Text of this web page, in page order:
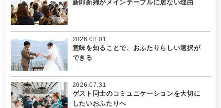
新郎新婦がメインテーブルに居ない理由
意味を知ることで、おふたりらしい選択が
できる
2026.08.01
ゲスト同士のコミュニケーションを大切に
したいおふたりへ
2026.07.31